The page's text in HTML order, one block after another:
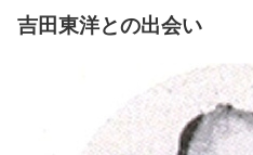
吉田東洋との出会い